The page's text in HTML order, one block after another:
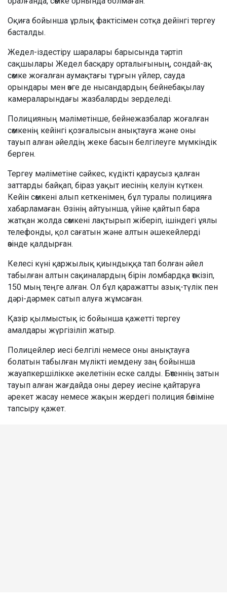
Оқиға бойынша ұрлық фактісімен сотқа дейінгі тергеу
басталды.
Жедел-іздестіру шаралары барысында тәртіп
сақшылары Жедел басқару орталығының, сондай-ақ
сөмке жоғалған аумақтағы тұрғын үйлер, сауда
орындары мен өзге де нысандардың бейнебақылау
камераларындағы жазбаларды зерделеді.
Полицияның мәліметінше, бейнежазбалар жоғалған
сөмкенің кейінгі қозғалысын анықтауға және оны
тауып алған әйелдің жеке басын белгілеуге мүмкіндік
берген.
Тергеу мәліметіне сәйкес, күдікті қараусыз қалған
заттарды байқап, біраз уақыт иесінің келуін күткен.
Кейін сөмкені алып кеткенімен, бұл туралы полицияға
хабарламаған. Өзінің айтуынша, үйіне қайтып бара
жатқан жолда сөмкені лақтырып жіберіп, ішіндегі ұялы
телефонды, қол сағатын және алтын әшекейлерді
өзінде қалдырған.
Келесі күні қаржылық қиындыққа тап болған әйел
табылған алтын сақиналардың бірін ломбардқа өткізіп,
150 мың теңге алған. Ол бұл қаражатты азық-түлік пен
дәрі-дәрмек сатып алуға жұмсаған.
Қазір қылмыстық іс бойынша қажетті тергеу
амалдары жүргізіліп жатыр.
Полицейлер иесі белгілі немесе оны анықтауға
болатын табылған мүлікті иемдену заң бойынша
жауапкершілікке әкелетінін еске салды. Бөтеннің затын
тауып алған жағдайда оны дереу иесіне қайтаруға
әрекет жасау немесе жақын жердегі полиция бөліміне
тапсыру қажет.